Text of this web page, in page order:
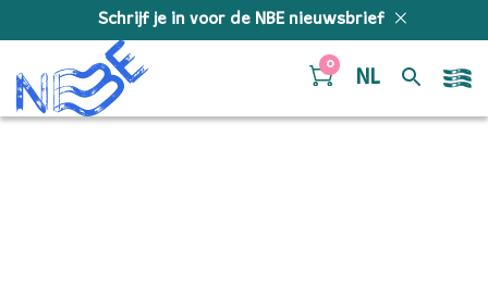
Schrijf je in voor de NBE nieuwsbrief
0
NL